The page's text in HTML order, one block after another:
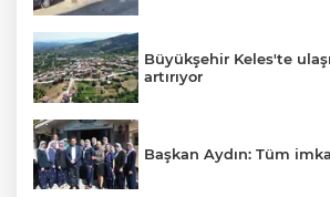
Büyükşehir Keles'te
artırıyor
Başkan Aydın: Tüm